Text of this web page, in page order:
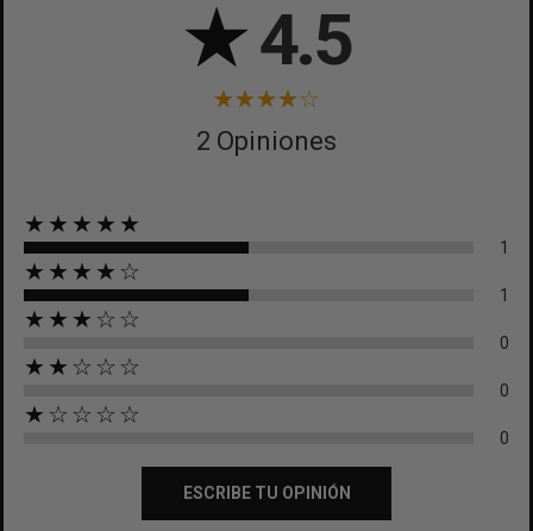
★4.5
2 Opiniones
★★★★★
1
★★★★☆
1
★★★☆☆
0
★★☆☆☆
0
★☆☆☆☆
0
ESCRIBE TU OPINIÓN